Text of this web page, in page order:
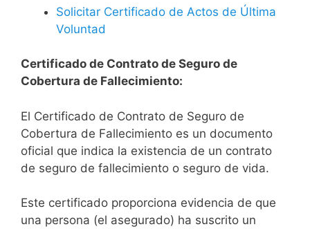
Solicitar Certificado de Actos de Última
Voluntad
Certificado de Contrato de Seguro de
Cobertura de Fallecimiento:
El Certificado de Contrato de Seguro de
Cobertura de Fallecimiento es un documento
oficial que indica la existencia de un contrato
de seguro de fallecimiento o seguro de vida.
Este certificado proporciona evidencia de que
una persona (el asegurado) ha suscrito un